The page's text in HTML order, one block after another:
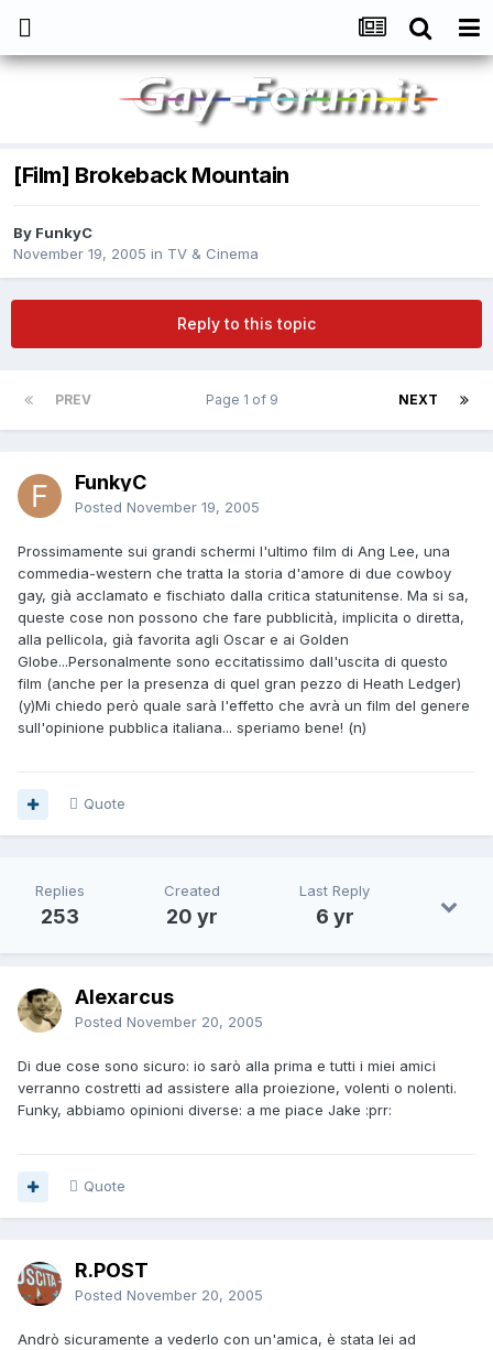
[Film] Brokeback Mountain
By FunkyC
November 19, 2005 in TV & Cinema
Reply to this topic
PREV NEXT
Page 1 of 9
FunkyC
Posted November 19, 2005
Prossimamente sui grandi schermi l'ultimo film di Ang Lee, una
commedia-western che tratta la storia d'amore di due cowboy
gay, già acclamato e fischiato dalla critica statunitense. Ma si sa,
queste cose non possono che fare pubblicità, implicita o diretta,
alla pellicola, già favorita agli Oscar e ai Golden
Globe...Personalmente sono eccitatissimo dall'uscita di questo
film (anche per la presenza di quel gran pezzo di Heath Ledger)
(y)Mi chiedo però quale sarà l'effetto che avrà un film del genere
sull'opinione pubblica italiana... speriamo bene! (n)
Quote
Replies
253
Created
20 yr
Last Reply
6 yr
Alexarcus
Posted November 20, 2005
Di due cose sono sicuro: io sarò alla prima e tutti i miei amici
verranno costretti ad assistere alla proiezione, volenti o nolenti.
Funky, abbiamo opinioni diverse: a me piace Jake :prr:
Quote
R.POST
Posted November 20, 2005
Andrò sicuramente a vederlo con un'amica, è stata lei ad